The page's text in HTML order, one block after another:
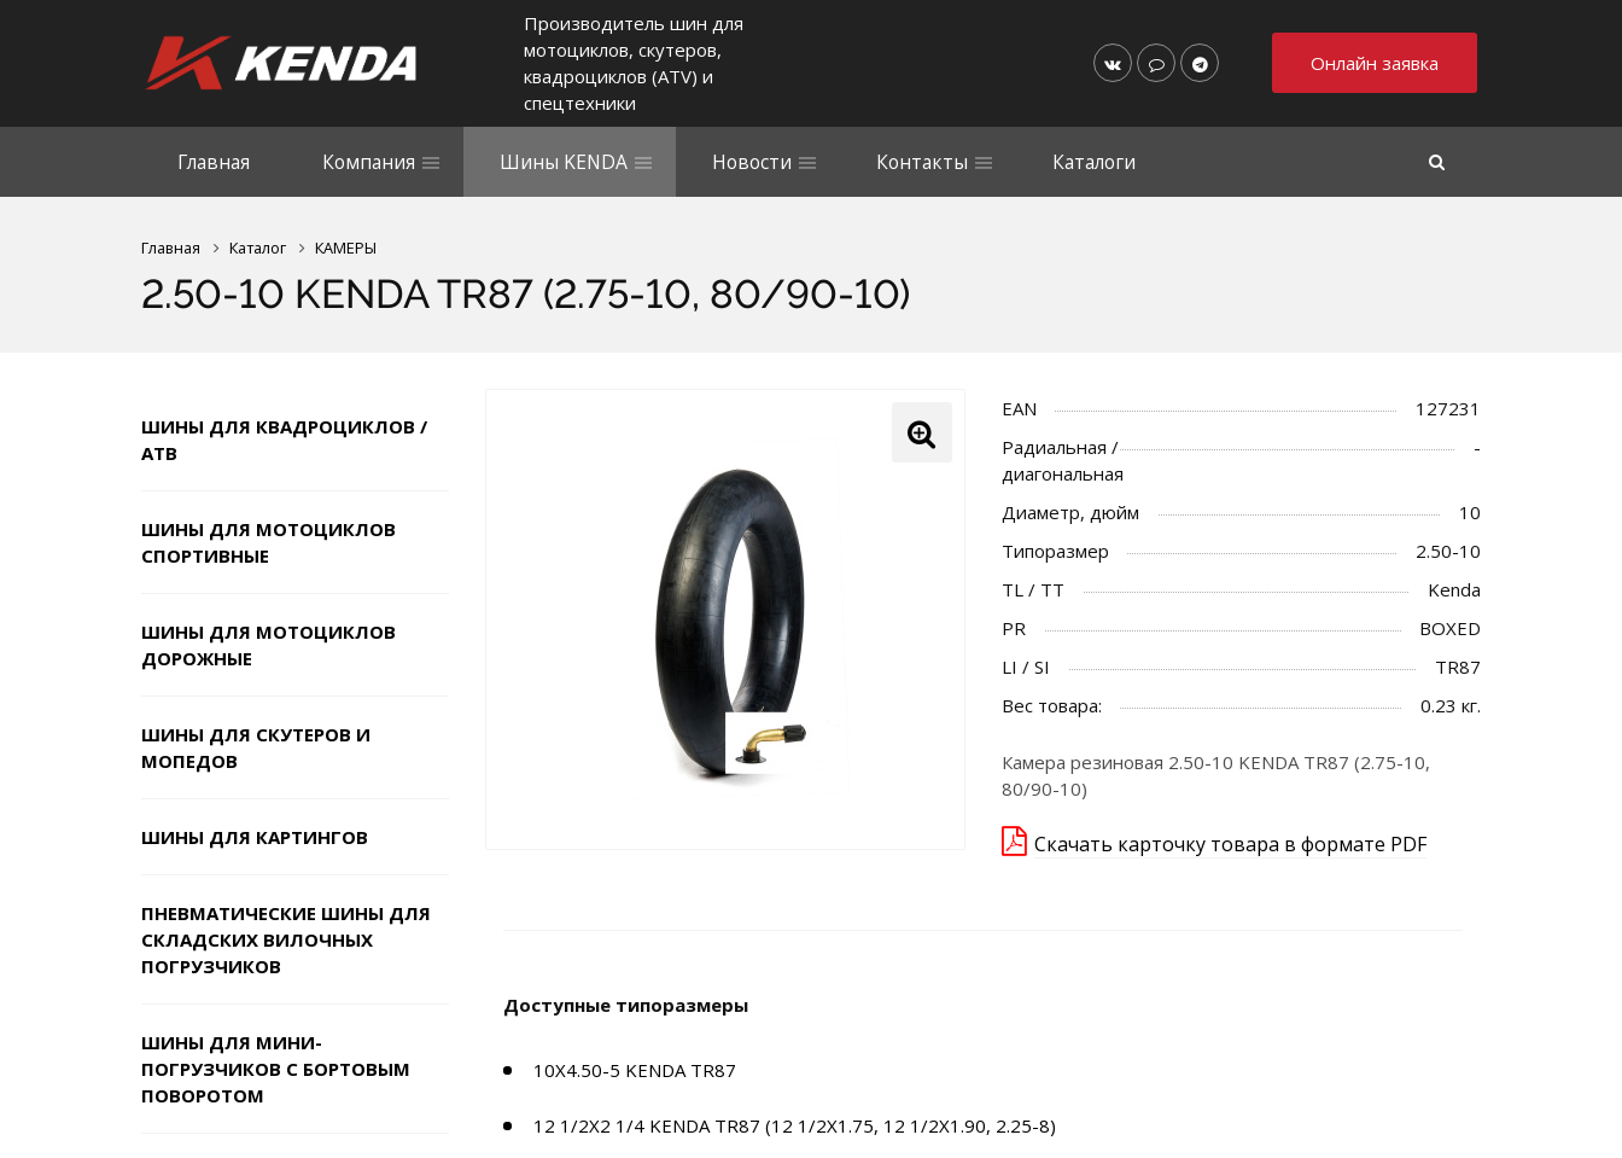
Производитель шин для
мотоциклов, скутеров,
квадроциклов (ATV) и
спецтехники
Онлайн заявка
Главная Компания Шины KENDA Новости Контакты Каталоги
Главная Каталог КАМЕРЫ
2.50-10 KENDA TR87 (2.75-10, 80/90-10)
ШИНЫ ДЛЯ КВАДРОЦИКЛОВ /
АТВ
ШИНЫ ДЛЯ МОТОЦИКЛОВ
СПОРТИВНЫЕ
ШИНЫ ДЛЯ МОТОЦИКЛОВ
ДОРОЖНЫЕ
ШИНЫ ДЛЯ СКУТЕРОВ И
МОПЕДОВ
ШИНЫ ДЛЯ КАРТИНГОВ
ПНЕВМАТИЧЕСКИЕ ШИНЫ ДЛЯ
СКЛАДСКИХ ВИЛОЧНЫХ
ПОГРУЗЧИКОВ
ШИНЫ ДЛЯ МИНИ-
ПОГРУЗЧИКОВ С БОРТОВЫМ
ПОВОРОТОМ
EAN
127231
Радиальная /
диагональная
-
Диаметр, дюйм
10
Типоразмер
2.50-10
TL / TT
Kenda
PR
BOXED
LI / SI
TR87
Вес товара:
0.23 кг.
Камера резиновая 2.50-10 KENDA TR87 (2.75-10,
80/90-10)
Скачать карточку товара в формате PDF
Доступные типоразмеры
10X4.50-5 KENDA TR87
12 1/2X2 1/4 KENDA TR87 (12 1/2X1.75, 12 1/2X1.90, 2.25-8)